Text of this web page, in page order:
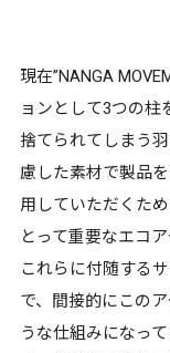
現在”NANGA
ョンとして3つの柱
捨てられてしまう
慮した素材で製品を
用していただくた
とって重要なエコ
これらに付随する
で、間接的にこの
うな仕組みになって